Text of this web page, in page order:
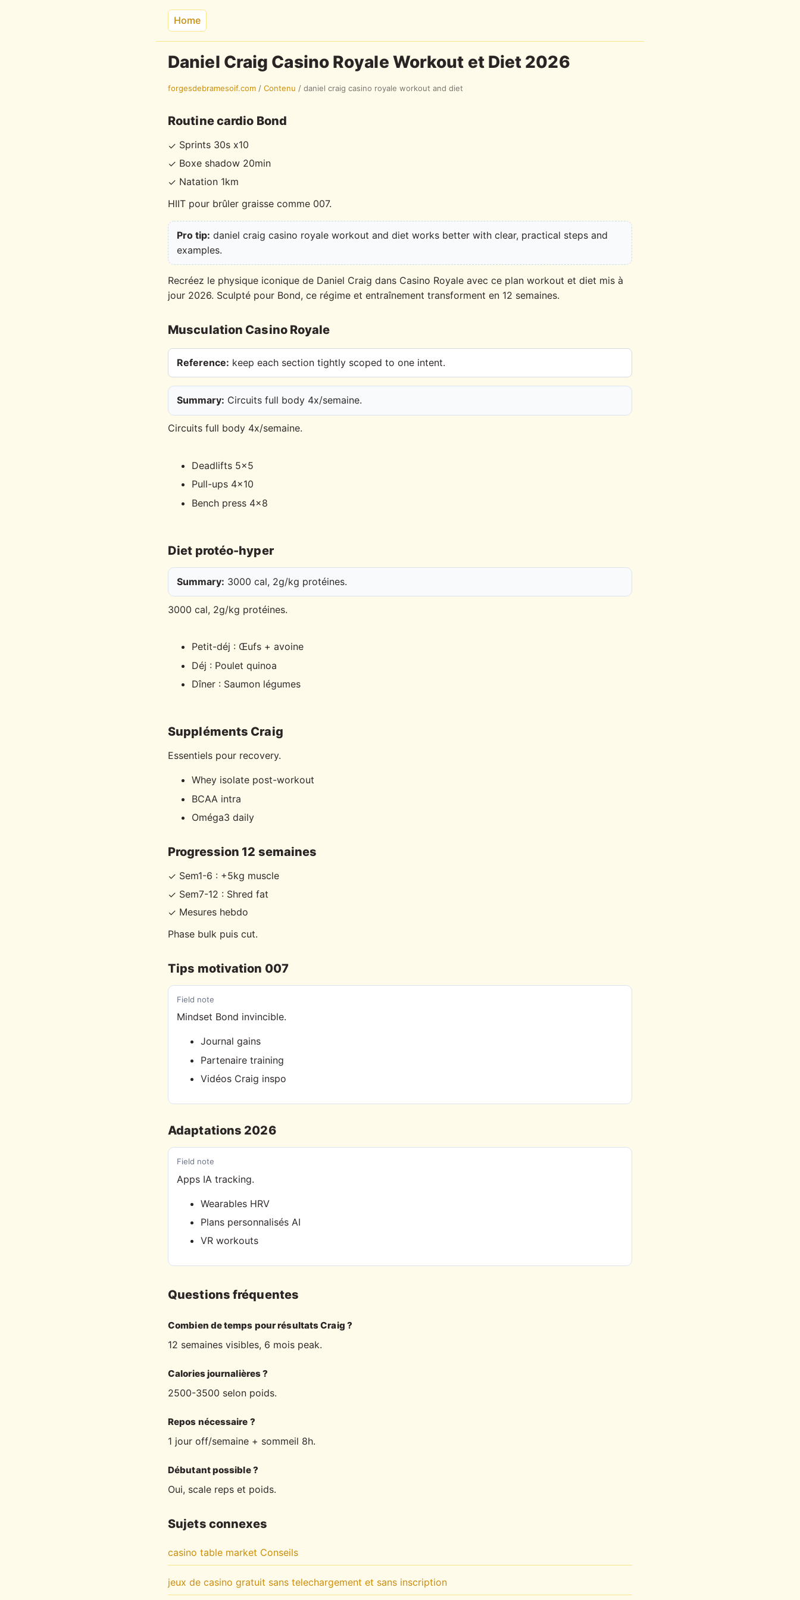
Home
Daniel Craig Casino Royale Workout et Diet 2026
forgesdebramesoif.com / Contenu / daniel craig casino royale workout and diet
Routine cardio Bond
✓ Sprints 30s x10
✓ Boxe shadow 20min
✓ Natation 1km
HIIT pour brûler graisse comme 007.
Pro tip: daniel craig casino royale workout and diet works better with clear, practical steps and
examples.
Recréez le physique iconique de Daniel Craig dans Casino Royale avec ce plan workout et diet mis à
jour 2026. Sculpté pour Bond, ce régime et entraînement transforment en 12 semaines.
Musculation Casino Royale
Reference: keep each section tightly scoped to one intent.
Summary: Circuits full body 4x/semaine.
Circuits full body 4x/semaine.
Deadlifts 5x5
Pull-ups 4x10
Bench press 4x8
Diet protéo-hyper
Summary: 3000 cal, 2g/kg protéines.
3000 cal, 2g/kg protéines.
Petit-déj : Œufs + avoine
Déj : Poulet quinoa
Dîner : Saumon légumes
Suppléments Craig
Essentiels pour recovery.
Whey isolate post-workout
BCAA intra
Oméga3 daily
Progression 12 semaines
✓ Sem1-6 : +5kg muscle
✓ Sem7-12 : Shred fat
✓ Mesures hebdo
Phase bulk puis cut.
Tips motivation 007
Field note
Mindset Bond invincible.
Journal gains
Partenaire training
Vidéos Craig inspo
Adaptations 2026
Field note
Apps IA tracking.
Wearables HRV
Plans personnalisés AI
VR workouts
Questions fréquentes
Combien de temps pour résultats Craig ?
12 semaines visibles, 6 mois peak.
Calories journalières ?
2500-3500 selon poids.
Repos nécessaire ?
1 jour off/semaine + sommeil 8h.
Débutant possible ?
Oui, scale reps et poids.
Sujets connexes
casino table market Conseils
jeux de casino gratuit sans telechargement et sans inscription